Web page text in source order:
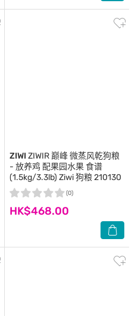
ZIWI ZIWIR 巅峰 微蒸风乾狗粮
- 放养鸡 配果园水果 食谱
(1.5kg/3.3lb) Ziwi 狗粮 210130
HK$468.00
(0)